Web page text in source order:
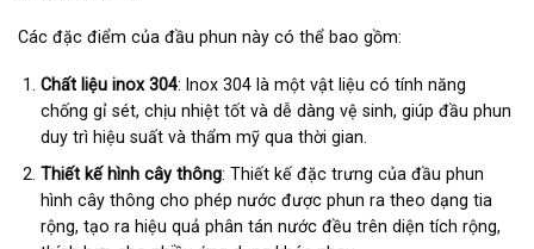
Các đặc điểm của đầu phun này có thể bao gồm:
Chất liệu inox 304: Inox 304 là một vật liệu có tính năng
chống gỉ sét, chịu nhiệt tốt và dễ dàng vệ sinh, giúp đầu phun
duy trì hiệu suất và thẩm mỹ qua thời gian.
Thiết kế hình cây thông: Thiết kế đặc trưng của đầu phun
hình cây thông cho phép nước được phun ra theo dạng tia
rộng, tạo ra hiệu quả phân tán nước đều trên diện tích rộng,